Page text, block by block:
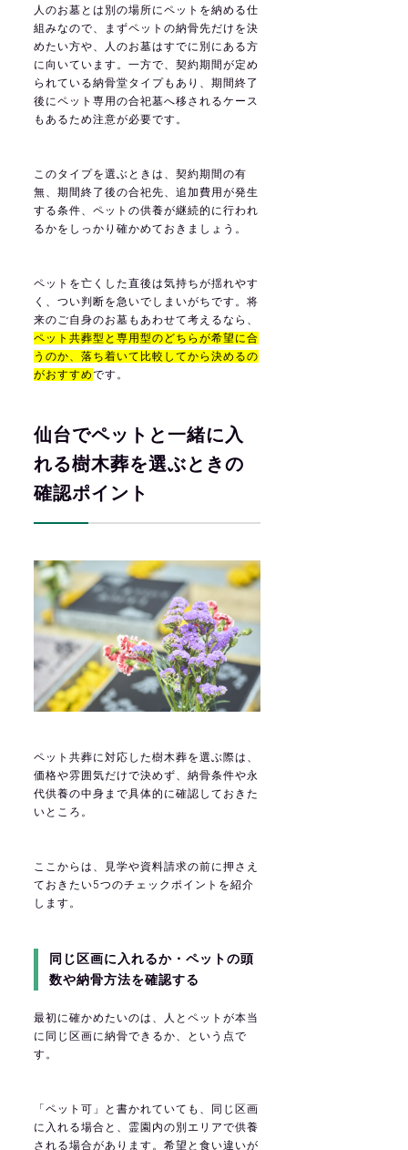
人のお墓とは別の場所にペットを納める仕
組みなので、まずペットの納骨先だけを決
めたい方や、人のお墓はすでに別にある方
に向いています。一方で、契約期間が定め
られている納骨堂タイプもあり、期間終了
後にペット専用の合祀墓へ移されるケース
もあるため注意が必要です。
このタイプを選ぶときは、契約期間の有
無、期間終了後の合祀先、追加費用が発生
する条件、ペットの供養が継続的に行われ
るかをしっかり確かめておきましょう。
ペットを亡くした直後は気持ちが揺れやす
く、つい判断を急いでしまいがちです。将
来のご自身のお墓もあわせて考えるなら、
ペット共葬型と専用型のどちらが希望に合
うのか、落ち着いて比較してから決めるの
がおすすめです。
仙台でペットと一緒に入
れる樹木葬を選ぶときの
確認ポイント
ペット共葬に対応した樹木葬を選ぶ際は、
価格や雰囲気だけで決めず、納骨条件や永
代供養の中身まで具体的に確認しておきた
いところ。
ここからは、見学や資料請求の前に押さえ
ておきたい5つのチェックポイントを紹介
します。
同じ区画に入れるか・ペットの頭
数や納骨方法を確認する
最初に確かめたいのは、人とペットが本当
に同じ区画に納骨できるか、という点で
す。
「ペット可」と書かれていても、同じ区画
に入れる場合と、霊園内の別エリアで供養
される場合があります。希望と食い違いが